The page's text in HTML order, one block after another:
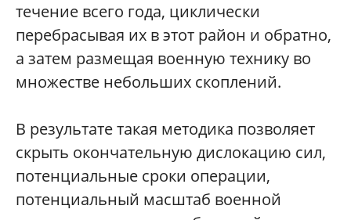
течение всего года, циклически
перебрасывая их в этот район и обратно,
а затем размещая военную технику во
множестве небольших скоплений.
В результате такая методика позволяет
скрыть окончательную дислокацию сил,
потенциальные сроки операции,
потенциальный масштаб военной